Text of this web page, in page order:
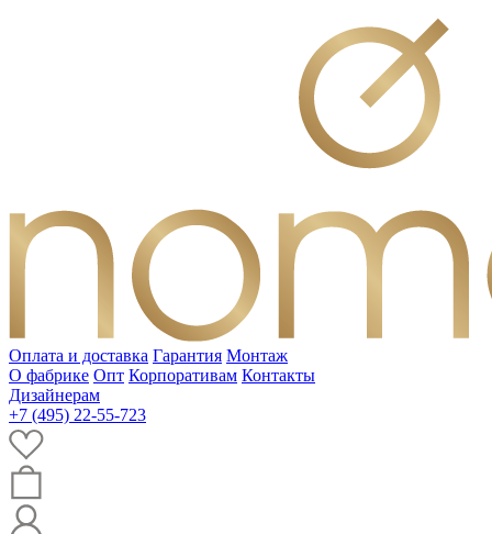
Оплата и доставка Гарантия Монтаж
О фабрике Опт Корпоративам Контакты
Дизайнерам
+7 (495) 22-55-723